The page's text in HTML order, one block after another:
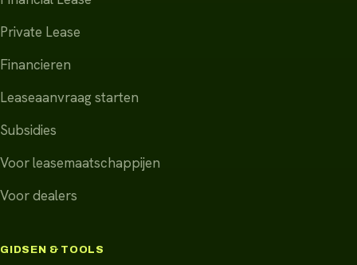
Private Lease
Financieren
Leaseaanvraag starten
Subsidies
Voor leasemaatschappijen
Voor dealers
GIDSEN & TOOLS